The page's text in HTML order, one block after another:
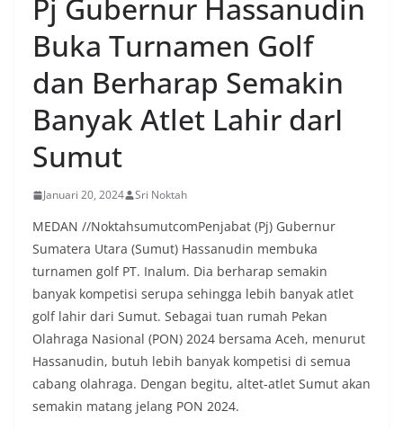
tersebut.‎Sambang Langsung ke Rumah
Warga‎Dalam kegiatan ini, Aiptu Muliyadi
Suraukur mendatangi warga secara langsung dari
rumah ke rumah untuk menjalin silaturahmi
sekaligus menyampaikan pesan-pesan
kamtibmas. Kehadiran petugas disambut baik
oleh warga, yang sebagian besar tengah bersiap
menyambut momentum HUT Kemerdekaan RI
dengan berbagai persiapan di lingkungan
masing-masing.‎Dalam dialog yang berlangsung
menanyakan kondisi keamanan dan kenyamanan
lingkungan tempat tinggal, serta membuka ruang
komunikasi dua arah agar warga dapat
menyampaikan keluhan maupun informasi terkait
situasi kamtibmas di sekitar mereka.‎‎‎Salah satu
poin utama yang disampaikan dalam kegiatan
sambang ini adalah imbauan kepada warga untuk
memasang bendera Merah Putih secara penuh,
bukan setengah tiang, sebagai bentuk
penghormatan dan rasa cinta tanah air
menjelang perayaan HUT Kemerdekaan RI.
Petugas mengingatkan bahwa pemasangan
bendera dengan benar merupakan salah satu
Pj Gubernur Hassanudin
Buka Turnamen Golf
dan Berharap Semakin
Banyak Atlet Lahir darI
Sumut
Januari 20, 2024 Sri Noktah
MEDAN //NoktahsumutcomPenjabat (Pj) Gubernur
Sumatera Utara (Sumut) Hassanudin membuka
turnamen golf PT. Inalum. Dia berharap semakin
banyak kompetisi serupa sehingga lebih banyak atlet
golf lahir dari Sumut. Sebagai tuan rumah Pekan
Olahraga Nasional (PON) 2024 bersama Aceh, menurut
Hassanudin, butuh lebih banyak kompetisi di semua
cabang olahraga. Dengan begitu, altet-atlet Sumut akan
semakin matang jelang PON 2024.